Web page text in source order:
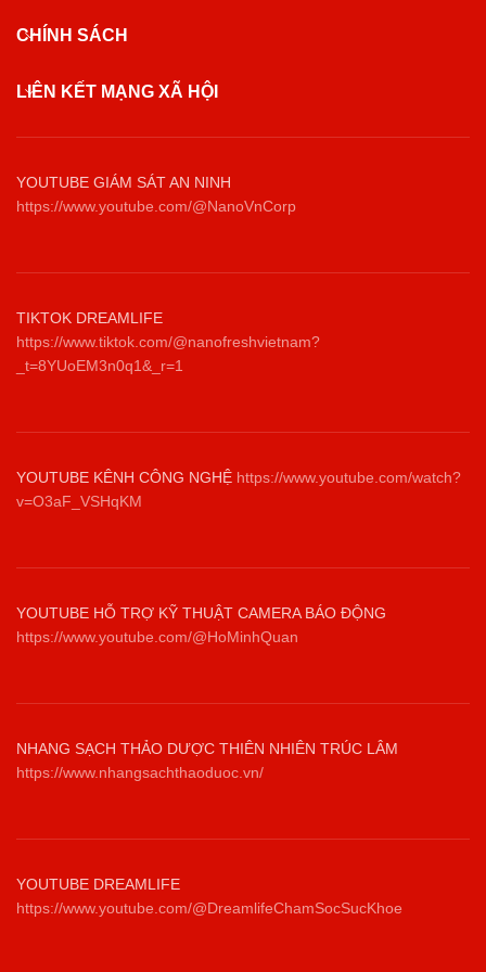
CHÍNH SÁCH
LIÊN KẾT MẠNG XÃ HỘI
YOUTUBE GIÁM SÁT AN NINH
https://www.youtube.com/@NanoVnCorp
TIKTOK DREAMLIFE
https://www.tiktok.com/@nanofreshvietnam?
_t=8YUoEM3n0q1&_r=1
YOUTUBE KÊNH CÔNG NGHỆ https://www.youtube.com/watch?
v=O3aF_VSHqKM
YOUTUBE HỖ TRỢ KỸ THUẬT CAMERA BÁO ĐỘNG
https://www.youtube.com/@HoMinhQuan
NHANG SẠCH THẢO DƯỢC THIÊN NHIÊN TRÚC LÂM
https://www.nhangsachthaoduoc.vn/
YOUTUBE DREAMLIFE
https://www.youtube.com/@DreamlifeChamSocSucKhoe